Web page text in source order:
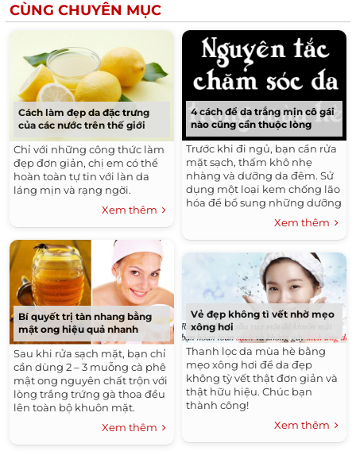
CÙNG CHUYÊN MỤC
Cách làm đẹp da đặc trưng
của các nước trên thế giới
Chỉ với những công thức làm
đẹp đơn giản, chị em có thể
hoàn toàn tự tin với làn da
láng mịn và rạng ngời.
Xem thêm
Bí quyết trị tàn nhang bằng
mật ong hiệu quả nhanh
Sau khi rửa sạch mặt, bạn chỉ
cần dùng 2 – 3 muỗng cà phê
mật ong nguyên chất trộn với
lòng trắng trứng gà thoa đều
lên toàn bộ khuôn mặt.
Massage nhẹ nhàng ở những
vùng có tàn nhang, sau
khoảng 15 – 20 phút thì rửa
Xem thêm
4 cách để da trắng mịn cô gái
nào cũng cần thuộc lòng
Trước khi đi ngủ, bạn cần rửa
mặt sạch, thấm khô nhẹ
nhàng và dưỡng da đêm. Sử
dụng một loại kem chống lão
hóa để bổ sung những dưỡng
chất cần thiết cho da, phòng
chống nếp nhăn, giúp da
luôn căng mịn.
Xem thêm
Vẻ đẹp không tì vết nhờ mẹo
xông hơi
Thanh lọc da mùa hè bằng
mẹo xông hơi để da đẹp
không tỳ vết thật đơn giản và
thật hữu hiệu. Chúc bạn
thành công!
Xem thêm